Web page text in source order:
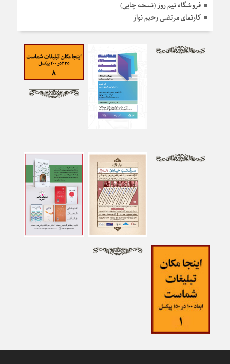
فروشگاه نیم روز (نسخه چاپی)
کارنمای مرتضی رحیم نواز